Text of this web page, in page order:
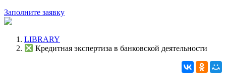
Заполните заявку
LIBRARY
Кредитная экспертиза в банковской деятельности